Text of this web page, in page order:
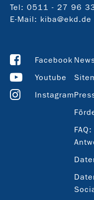
Tel: 0511 - 27 96
E-Mail: kiba@ekd.de
Facebook
Youtube
Instagram